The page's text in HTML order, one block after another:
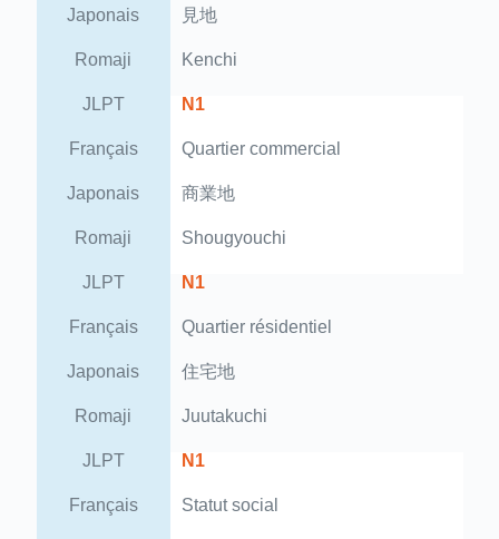
Japonais 見地
Romaji Kenchi
JLPT N1
Français Quartier commercial
Japonais 商業地
Romaji Shougyouchi
JLPT N1
Français Quartier résidentiel
Japonais 住宅地
Romaji Juutakuchi
JLPT N1
Français Statut social